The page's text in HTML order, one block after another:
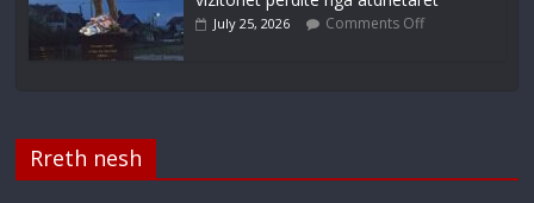
July 25, 2026 Comments Off
Rreth nesh